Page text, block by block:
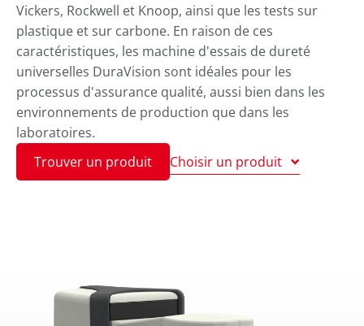
Vickers, Rockwell et Knoop, ainsi que les tests sur
plastique et sur carbone. En raison de ces
caractéristiques, les machine d'essais de dureté
universelles DuraVision sont idéales pour les
processus d'assurance qualité, aussi bien dans les
environnements de production que dans les
laboratoires.
Trouver un produit